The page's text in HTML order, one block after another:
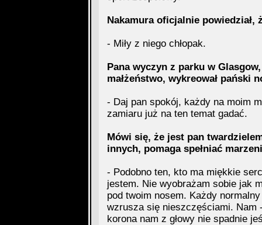
Nakamura oficjalnie powiedział,
- Miły z niego chłopak.
Pana wyczyn z parku w
małżeństwo, wykreował pański
- Daj pan spokój, każdy na moim
zamiaru już na ten temat gadać.
Mówi się, że jest pan
innych, pomaga spełniać
- Podobno ten, kto ma miękkie
jestem. Nie wyobrażam sobie jak
pod twoim nosem. Każdy
wzrusza się nieszczęściami. Nam
korona nam z głowy nie spadnie